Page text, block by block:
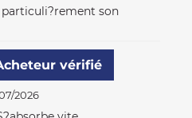
particuli?rement son
vérifié
2026